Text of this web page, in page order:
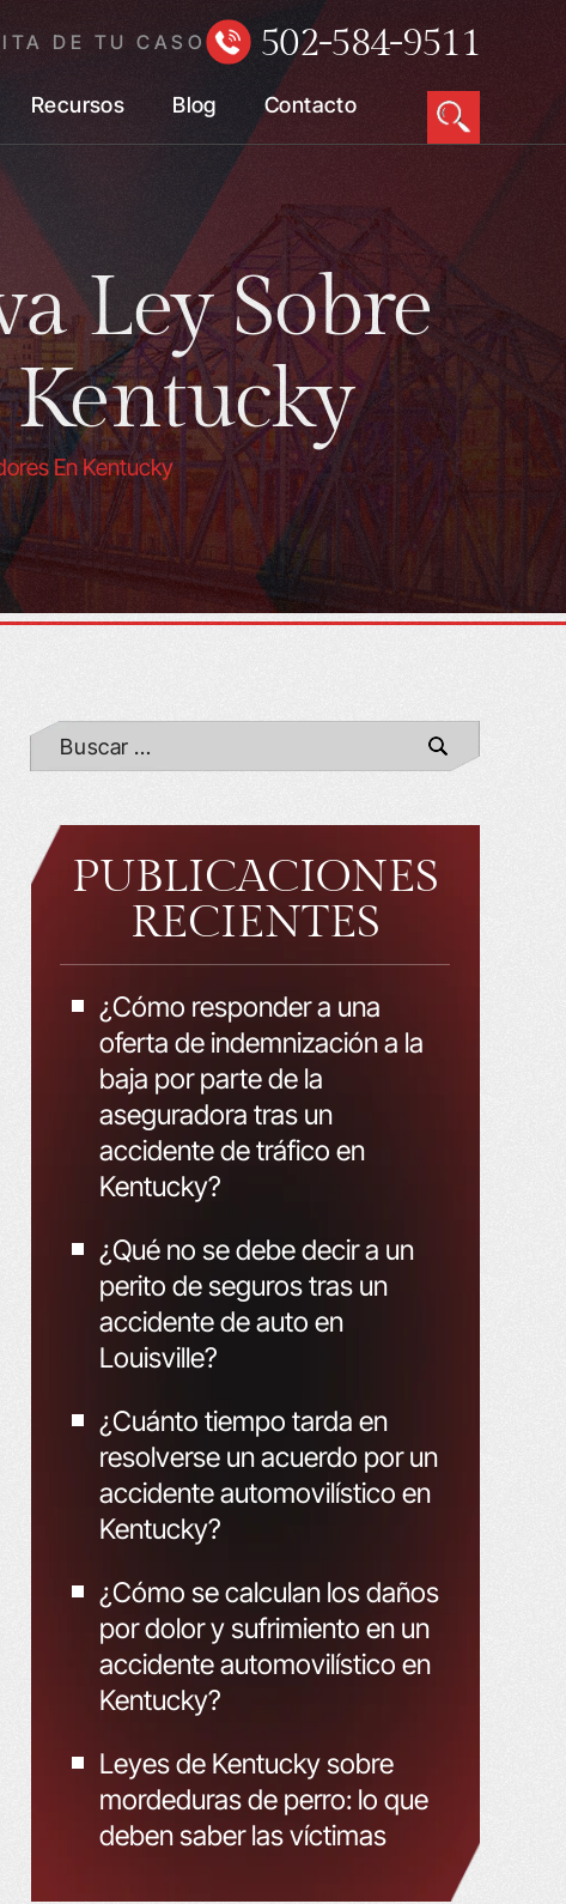
DE TU CASO 502-584-9511
Recursos Blog Contacto
Ley Sobre
Kentucky
En Kentucky
PUBLICACIONES
RECIENTES
¿Cómo responder a una
oferta de indemnización a la
baja por parte de la
aseguradora tras un
accidente de tráfico en
Kentucky?
¿Qué no se debe decir a un
perito de seguros tras un
accidente de auto en
Louisville?
¿Cuánto tiempo tarda en
resolverse un acuerdo por un
accidente automovilístico en
Kentucky?
¿Cómo se calculan los daños
por dolor y sufrimiento en un
accidente automovilístico en
Kentucky?
Leyes de Kentucky sobre
mordeduras de perro: lo que
deben saber las víctimas